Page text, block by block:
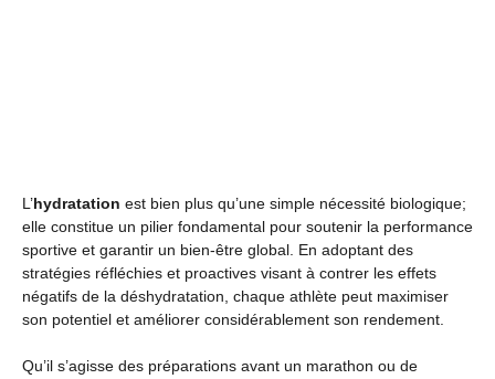
L’hydratation est bien plus qu’une simple nécessité biologique;
elle constitue un pilier fondamental pour soutenir la performance
sportive et garantir un bien-être global. En adoptant des
stratégies réfléchies et proactives visant à contrer les effets
négatifs de la déshydratation, chaque athlète peut maximiser
son potentiel et améliorer considérablement son rendement.
Qu’il s’agisse des préparations avant un marathon ou de